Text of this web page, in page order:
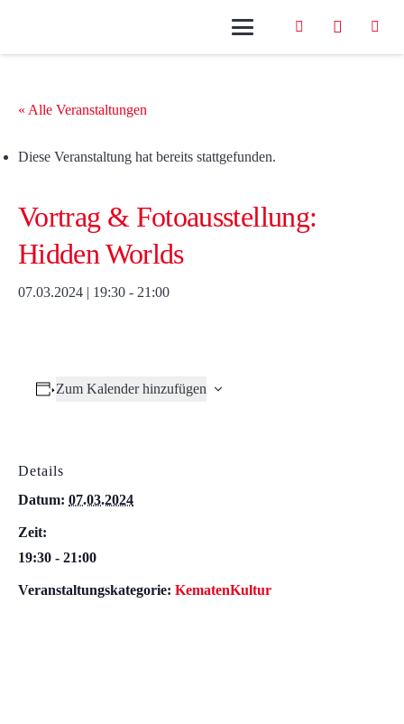
« Alle Veranstaltungen
Diese Veranstaltung hat bereits stattgefunden.
Vortrag & Fotoausstellung:
Hidden Worlds
07.03.2024 | 19:30 - 21:00
Zum Kalender hinzufügen
Details
Datum: 07.03.2024
Zeit:
19:30 - 21:00
Veranstaltungskategorie: KematenKultur